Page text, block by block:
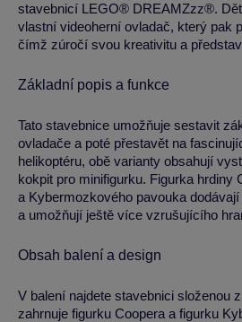
stavebnicí LEGO® DREAMZzz®.
vlastní videoherní ovladač, který pak
čímž zúročí svou kreativitu a
Základní popis a funkce
Tato stavebnice umožňuje sestavit
ovladače a poté přestavět na
helikoptéru, obě varianty obsahují
kokpit pro minifigurku. Figurka hrdiny
a Kybermozkového pavouka
a umožňují ještě více vzrušujícího
Obsah balení a design
V balení najdete stavebnici složenou
zahrnuje figurku Coopera a figurku